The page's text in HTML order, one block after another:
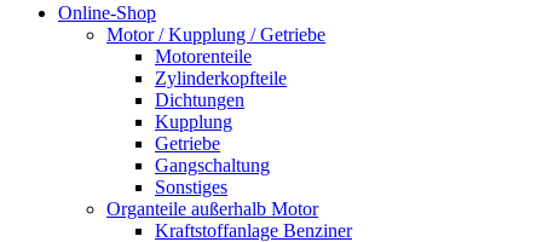
Online-Shop
Motor / Kupplung / Getriebe
Motorenteile
Zylinderkopfteile
Dichtungen
Kupplung
Getriebe
Gangschaltung
Sonstiges
Organteile außerhalb Motor
Kraftstoffanlage Benziner